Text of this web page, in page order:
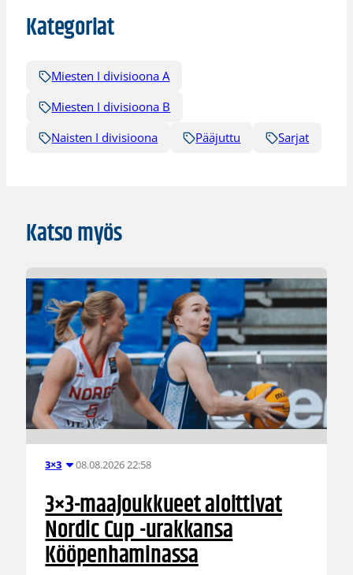
Kategoriat
Miesten I divisioona A
Miesten I divisioona B
Naisten I divisioona
Pääjuttu Sarjat
Katso myös
3×3 08.08.2026 22:58
3×3-maajoukkueet aloittivat
Nordic Cup -urakkansa
Kööpenhaminassa